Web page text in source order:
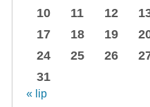
10
11 12
17
18 19
24
25 26
31
« lip